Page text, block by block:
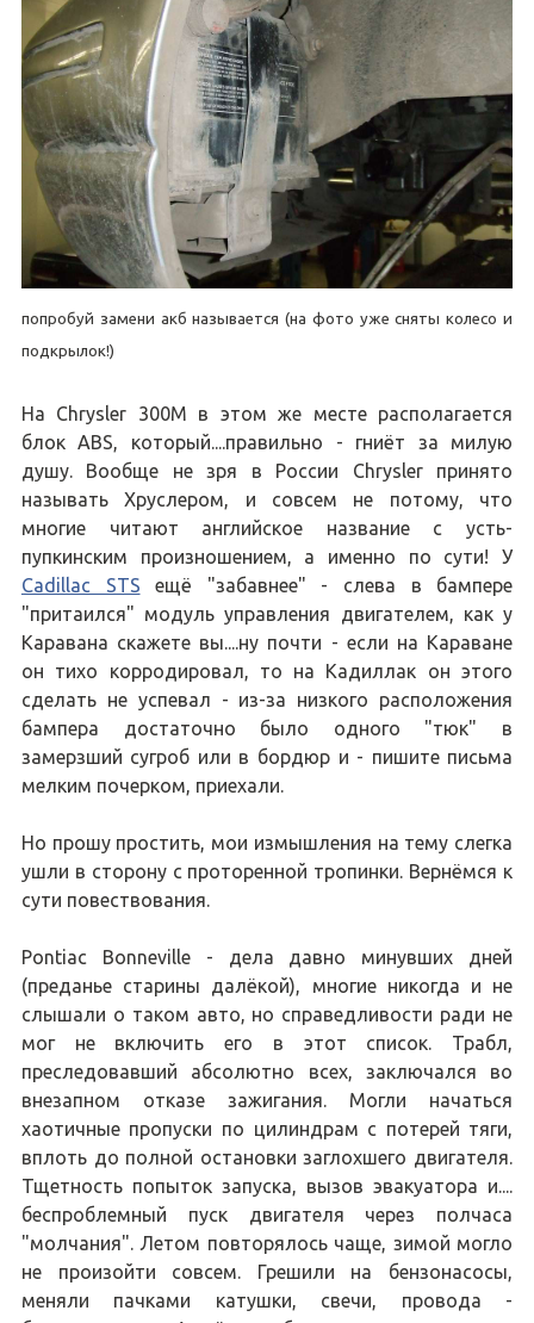
попробуй замени акб называется (на фото уже сняты колесо и
подкрылок!)
На Chrysler 300M в этом же месте располагается
блок ABS, который....правильно - гниёт за милую
душу. Вообще не зря в России Chrysler принято
называть Хруслером, и совсем не потому, что
многие читают английское название с усть-
пупкинским произношением, а именно по сути! У
Cadillac STS ещё "забавнее" - слева в бампере
"притаился" модуль управления двигателем, как у
Каравана скажете вы....ну почти - если на Караване
он тихо корродировал, то на Кадиллак он этого
сделать не успевал - из-за низкого расположения
бампера достаточно было одного "тюк" в
замерзший сугроб или в бордюр и - пишите письма
мелким почерком, приехали.
Но прошу простить, мои измышления на тему слегка
ушли в сторону с проторенной тропинки. Вернёмся к
сути повествования.
Pontiac Bonneville - дела давно минувших дней
(преданье старины далёкой), многие никогда и не
слышали о таком авто, но справедливости ради не
мог не включить его в этот список. Трабл,
преследовавший абсолютно всех, заключался во
внезапном отказе зажигания. Могли начаться
хаотичные пропуски по цилиндрам с потерей тяги,
вплоть до полной остановки заглохшего двигателя.
Тщетность попыток запуска, вызов эвакуатора и....
беспроблемный пуск двигателя через полчаса
"молчания". Летом повторялось чаще, зимой могло
не произойти совсем. Грешили на бензонасосы,
меняли пачками катушки, свечи, провода -